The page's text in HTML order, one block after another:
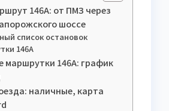
146А: от ПМЗ через
шоссе
список остановок
146А
маршрутки 146А: график
наличные, карта